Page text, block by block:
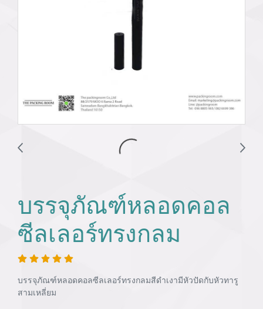
บรรจุภัณฑ์หลอดคอล
ซีลเลอร์ทรงกลม
บรรจุภัณฑ์หลอดคอลซีลเลอร์ทรงกลมสีดำเงามีหัวปัดกับหัวทารู
สามเหลี่ยม